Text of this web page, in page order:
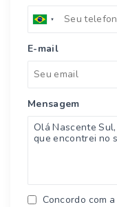
E-mail
Mensagem
Concordo com a